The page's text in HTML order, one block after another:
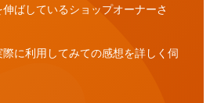
ばしているショップオーナーさ
に利用してみての感想を詳しく伺